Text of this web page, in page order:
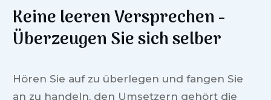
Keine leeren Versprechen -
Überzeugen Sie sich selber
Hören Sie auf zu überlegen und fangen Sie
an zu handeln, den Umsetzern gehört die